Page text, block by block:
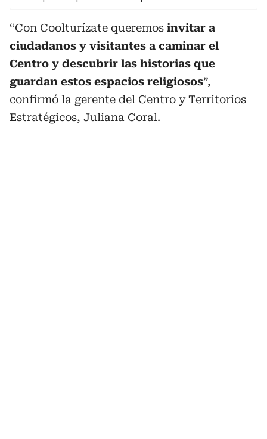
“Con Coolturízate queremos invitar a
ciudadanos y visitantes a caminar el
Centro y descubrir las historias que
guardan estos espacios religiosos”,
confirmó la gerente del Centro y Territorios
Estratégicos, Juliana Coral.